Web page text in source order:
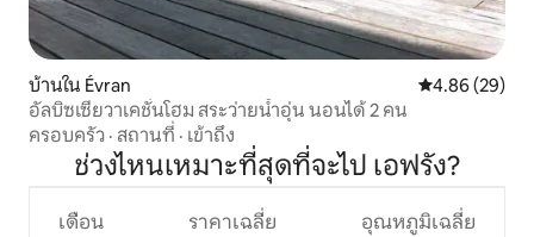
บ้านใน Évran คะแนนเฉลี่ย
4.86 (29)
อัลบิซเซียวาเคชั่นโฮม สระว่ายน้ำอุ่น นอนได้ 2 คน
ครอบครัว · สถานที่ · เข้าถึง
ช่วงไหนเหมาะที่สุดที่จะไป เอฟรัง?
เดือน ราคาเฉลี่ย อุณหภูมิเฉลี่ย